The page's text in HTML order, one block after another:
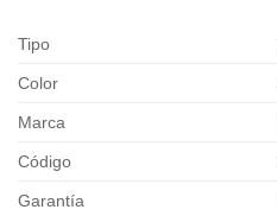
Tipo
Color
Marca
Código
Garantía